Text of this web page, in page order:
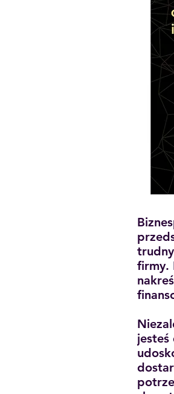
firmy.